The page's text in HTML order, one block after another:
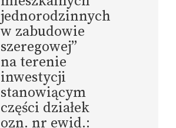
jednorodzinnych
w zabudowie
szeregowej”
na terenie
inwestycji
stanowiącym
części działek
ozn. nr ewid.: